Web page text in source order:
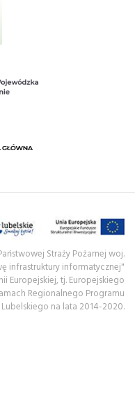
Straży Pożarnej woj.
infrastruktury informatycznej"
Europejskiej, tj. Europejskiego
Regionalnego Programu
na lata 2014-2020.